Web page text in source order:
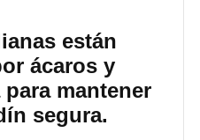
están
ácaros y
mantener
segura.